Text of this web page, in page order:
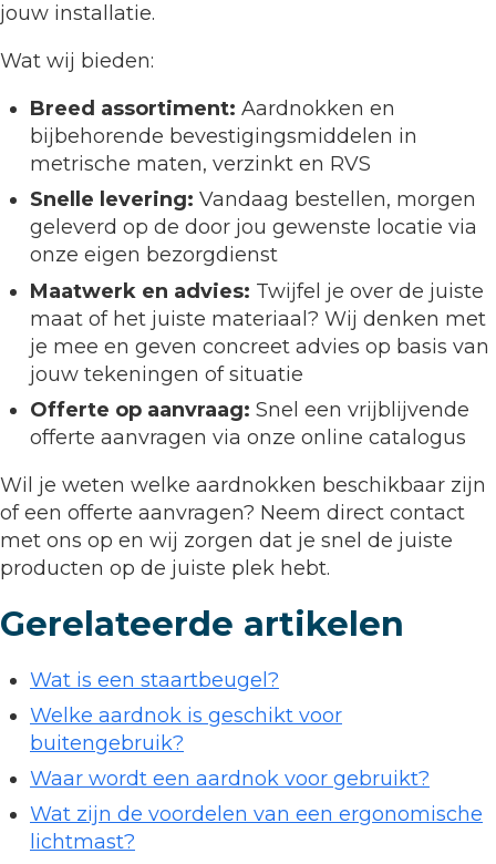
jouw installatie.
Wat wij bieden:
Breed assortiment: Aardnokken en
bijbehorende bevestigingsmiddelen in
metrische maten, verzinkt en RVS
Snelle levering: Vandaag bestellen, morgen
geleverd op de door jou gewenste locatie via
onze eigen bezorgdienst
Maatwerk en advies: Twijfel je over de juiste
maat of het juiste materiaal? Wij denken met
je mee en geven concreet advies op basis van
jouw tekeningen of situatie
Offerte op aanvraag: Snel een vrijblijvende
offerte aanvragen via onze online catalogus
Wil je weten welke aardnokken beschikbaar zijn
of een offerte aanvragen? Neem direct contact
met ons op en wij zorgen dat je snel de juiste
producten op de juiste plek hebt.
Gerelateerde artikelen
Wat is een staartbeugel?
Welke aardnok is geschikt voor
buitengebruik?
Waar wordt een aardnok voor gebruikt?
Wat zijn de voordelen van een ergonomische
lichtmast?